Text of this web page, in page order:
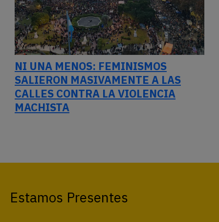
NI UNA MENOS: FEMINISMOS
SALIERON MASIVAMENTE A LAS
CALLES CONTRA LA VIOLENCIA
MACHISTA
Estamos Presentes